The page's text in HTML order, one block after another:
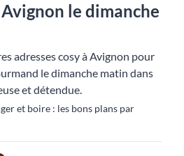
le dimanche
adresses cosy à Avignon pour
le dimanche matin dans
et détendue.
et boire : les bons plans par